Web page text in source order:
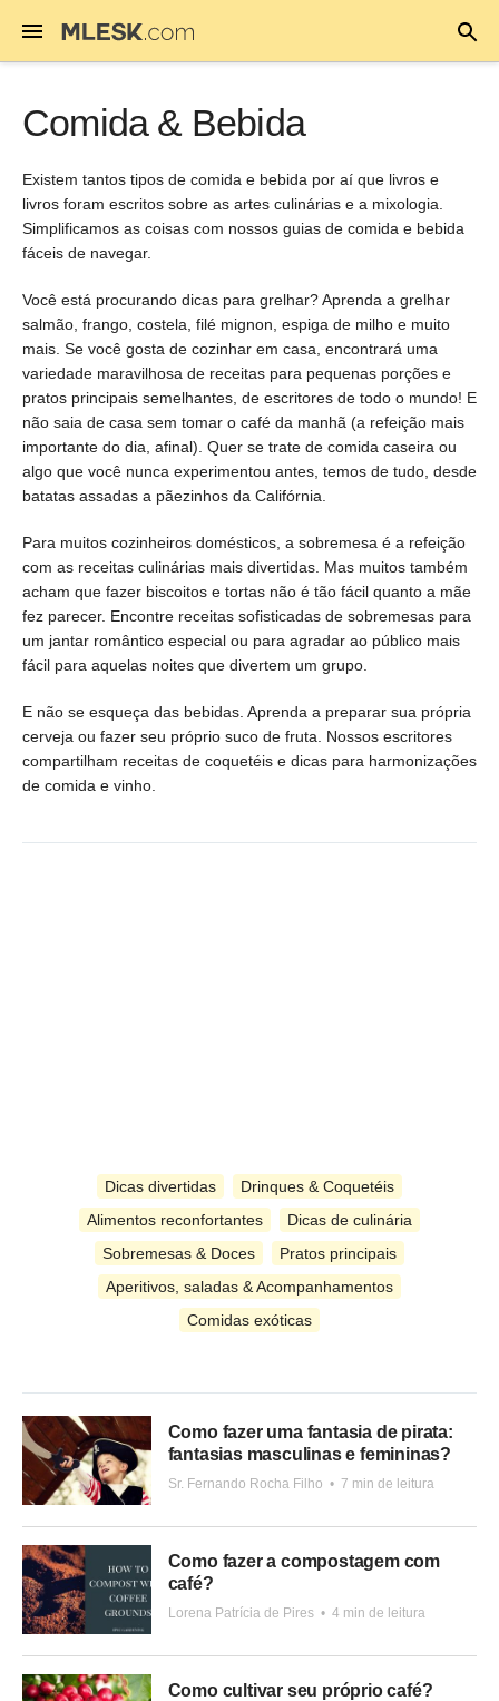
Comida & Bebida
Existem tantos tipos de comida e bebida por aí que livros e
livros foram escritos sobre as artes culinárias e a mixologia.
Simplificamos as coisas com nossos guias de comida e bebida
fáceis de navegar.
Você está procurando dicas para grelhar? Aprenda a grelhar
salmão, frango, costela, filé mignon, espiga de milho e muito
mais. Se você gosta de cozinhar em casa, encontrará uma
variedade maravilhosa de receitas para pequenas porções e
pratos principais semelhantes, de escritores de todo o mundo! E
não saia de casa sem tomar o café da manhã (a refeição mais
importante do dia, afinal). Quer se trate de comida caseira ou
algo que você nunca experimentou antes, temos de tudo, desde
batatas assadas a pãezinhos da Califórnia.
Para muitos cozinheiros domésticos, a sobremesa é a refeição
com as receitas culinárias mais divertidas. Mas muitos também
acham que fazer biscoitos e tortas não é tão fácil quanto a mãe
fez parecer. Encontre receitas sofisticadas de sobremesas para
um jantar romântico especial ou para agradar ao público mais
fácil para aquelas noites que divertem um grupo.
E não se esqueça das bebidas. Aprenda a preparar sua própria
cerveja ou fazer seu próprio suco de fruta. Nossos escritores
compartilham receitas de coquetéis e dicas para harmonizações
de comida e vinho.
Dicas divertidas
Drinques & Coquetéis
Alimentos reconfortantes
Dicas de culinária
Sobremesas & Doces
Pratos principais
Aperitivos, saladas & Acompanhamentos
Comidas exóticas
Como fazer uma fantasia de pirata:
fantasias masculinas e femininas?
Sr. Fernando Rocha Filho • 7 min de leitura
Como fazer a compostagem com
café?
Lorena Patrícia de Pires • 4 min de leitura
Como cultivar seu próprio café?